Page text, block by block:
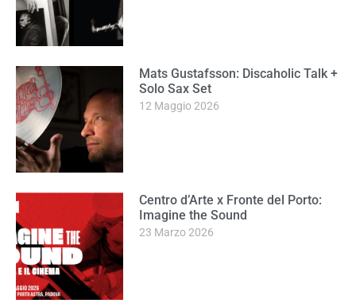
Mats Gustafsson: Discaholic Talk +
Solo Sax Set
12 Maggio 2026
Centro d’Arte x Fronte del Porto:
Imagine the Sound
23 Marzo 2026